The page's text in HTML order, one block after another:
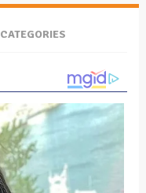
CATEGORIES